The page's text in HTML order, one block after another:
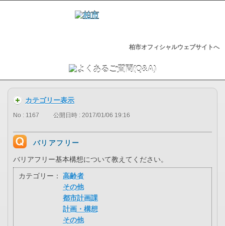
柏市オフィシャルウェブサイトへ
カテゴリー表示
No : 1167 公開日時 : 2017/01/06 19:16
バリアフリー
バリアフリー基本構想について教えてください。
カテゴリー：
高齢者
その他
都市計画課
計画・構想
その他